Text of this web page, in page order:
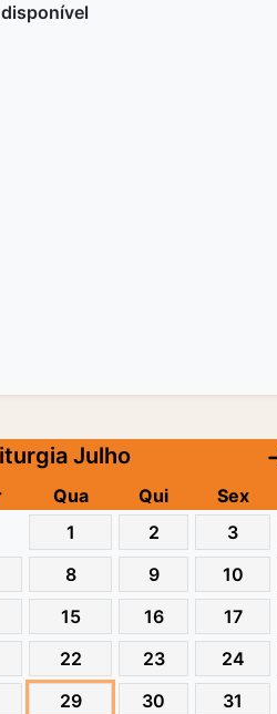
Julho
Qua Qui Sex
1
2 3
8 9 10
15 16 17
22 23 24
29 30 31